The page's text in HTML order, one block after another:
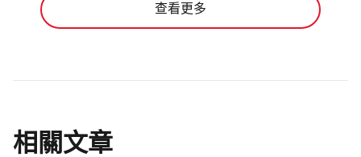
查看更多
相關文章